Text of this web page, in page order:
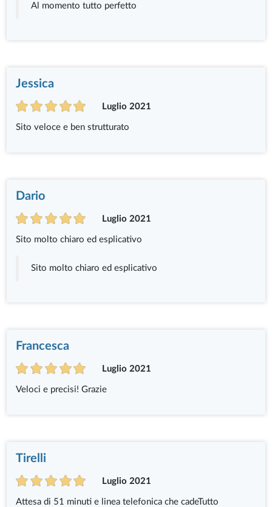
Al momento tutto perfetto
Jessica
Luglio 2021
Sito veloce e ben strutturato
Dario
Luglio 2021
Sito molto chiaro ed esplicativo
Sito molto chiaro ed esplicativo
Francesca
Luglio 2021
Veloci e precisi! Grazie
Tirelli
Luglio 2021
Attesa di 51 minuti e linea telefonica che cadeTutto